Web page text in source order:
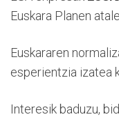
Euskara Planen
Euskararen
esperientzia izatea
Interesik baduzu,